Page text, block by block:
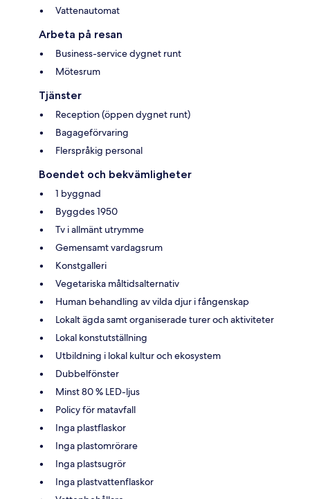
Vattenautomat
Arbeta på resan
Business-service dygnet runt
Mötesrum
Tjänster
Reception (öppen dygnet runt)
Bagageförvaring
Flerspråkig personal
Boendet och bekvämligheter
1 byggnad
Byggdes 1950
Tv i allmänt utrymme
Gemensamt vardagsrum
Konstgalleri
Vegetariska måltidsalternativ
Human behandling av vilda djur i fångenskap
Lokalt ägda samt organiserade turer och aktiviteter
Lokal konstutställning
Utbildning i lokal kultur och ekosystem
Dubbelfönster
Minst 80 % LED-ljus
Policy för matavfall
Inga plastflaskor
Inga plastomrörare
Inga plastsugrör
Inga plastvattenflaskor